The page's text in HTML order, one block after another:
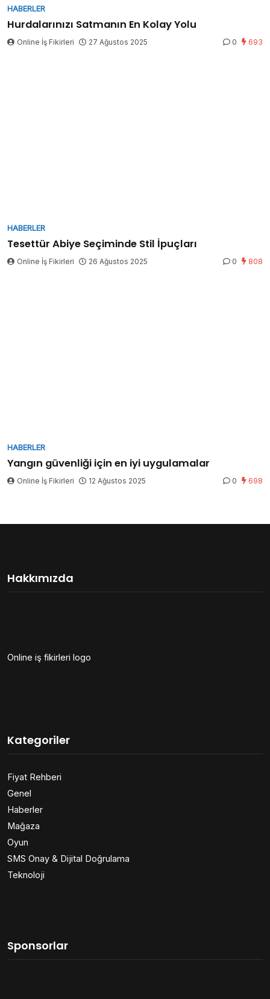
HABERLER
Hurdalarınızı Satmanın En Kolay Yolu
Online İş Fikirleri 27 Ağustos 2025 0 693
HABERLER
Tesettür Abiye Seçiminde Stil İpuçları
Online İş Fikirleri 26 Ağustos 2025 0 808
HABERLER
Yangın güvenliği için en iyi uygulamalar
Online İş Fikirleri 12 Ağustos 2025 0 698
Hakkımızda
Online iş fikirleri logo
Kategoriler
Fiyat Rehberi
Genel
Haberler
Mağaza
Oyun
SMS Onay & Dijital Doğrulama
Teknoloji
Sponsorlar